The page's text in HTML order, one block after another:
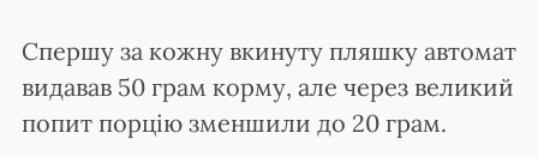
Спершу за кожну вкинуту пляшку автомат
видавав 50 грам корму, але через великий
попит порцію зменшили до 20 грам.